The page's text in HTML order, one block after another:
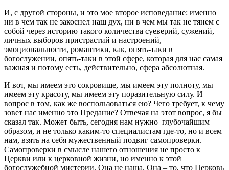
И, с другой стороны, и это мое второе исповедание: именно
ни в чем так не закоснел наш дух, ни в чем мы так не тянем с
собой через историю такого количества суеверий, сужений,
личных выборов пристрастий и настроений,
эмоциональности, романтики, как, опять-таки в
богослужении, опять-таки в этой сфере, которая для нас самая
важная и потому есть, действительно, сфера абсолютная.
И вот, мы имеем это сокровище, мы имеем эту полноту, мы
имеем эту красоту, мы имеем эту поразительную силу. И
вопрос в том, как же воспользоваться ею? Чего требует, к чему
зовет нас именно это Предание? Отвечая на этот вопрос, я бы
сказал так. Может быть, сегодня нам нужно глубочайшим
образом, и не только каким-то специалистам где-то, но и всем
нам, взять на себя мужественный подвиг самопроверки.
Самопроверки в смысле нашего отношения не просто к
Церкви или к церковной жизни, но именно к этой
богослужебной мистерии. Она не наша. Она – то, что Церковь